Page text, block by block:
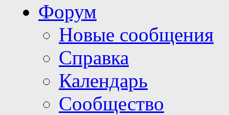
Форум
Новые сообщения
Справка
Календарь
Сообщество